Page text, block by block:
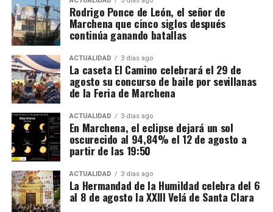
los principales investigados fueron intervenidos
además 66.000 euros en efectivo, junto con relojes
de lujo, dispositivos electrónicos y abundante
documentación.
Las pesquisas patrimoniales apuntan también a que
parte de los beneficios obtenidos presuntamente
mediante el fraude habría sido desviada hacia una
sociedad patrimonial, utilizada para canalizar el
dinero y mantener inmuebles relacionados con
algunos de los principales investigados. Es
precisamente esta parte del entramado la que
fundamenta la investigación paralela por supuesto
blanqueo de capitales.
Rodrigo Ponce de León, el señor de
Marchena que cinco siglos después
continúa ganando batallas
ACTUALIDAD 3 días ago
La caseta El Camino celebrará el 29 de
agosto su concurso de baile por sevillanas
de la Feria de Marchena
ACTUALIDAD 3 días ago
En Marchena, el eclipse dejará un sol
oscurecido al 94,84% el 12 de agosto a
partir de las 19:50
ACTUALIDAD 3 días ago
La Hermandad de la Humildad celebra del 6
al 8 de agosto la XXIII Velá de Santa Clara